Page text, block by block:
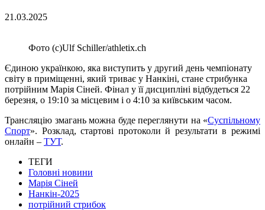
21.03.2025
Фото (c)Ulf Schiller/athletix.ch
Єдиною українкою, яка виступить у другий день чемпіонату
світу в приміщенні, який триває у Нанкіні, стане стрибунка
потрійним Марія Сіней. Фінал у її дисципліні відбудеться 22
березня, о 19:10 за місцевим і о 4:10 за київським часом.
Трансляцію змагань можна буде переглянути на «Суспільному
Спорт». Розклад, стартові протоколи й результати в режимі
онлайн – ТУТ.
ТЕГИ
Головні новини
Марія Сіней
Нанкін-2025
потрійний стрибок